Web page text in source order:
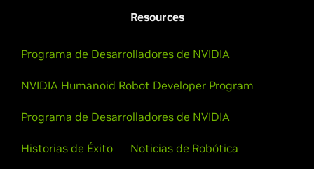
Resources
Programa de Desarrolladores de NVIDIA
NVIDIA Humanoid Robot Developer Program
Programa de Desarrolladores de NVIDIA
Historias de Éxito Noticias de Robótica